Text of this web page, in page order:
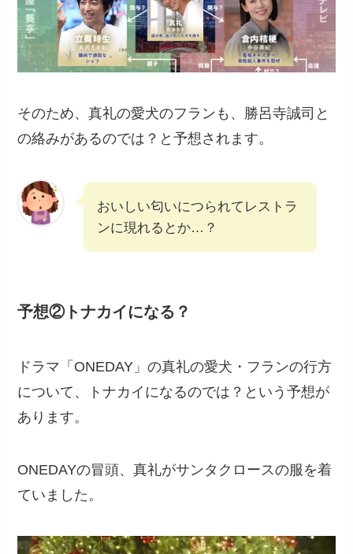
そのため、真礼の愛犬のフランも、勝呂寺誠司と
の絡みがあるのでは？と予想されます。
おいしい匂いにつられてレストラ
ンに現れるとか…？
予想②トナカイになる？
ドラマ「ONEDAY」の真礼の愛犬・フランの行方
について、トナカイになるのでは？という予想が
あります。
ONEDAYの冒頭、真礼がサンタクロースの服を着
ていました。